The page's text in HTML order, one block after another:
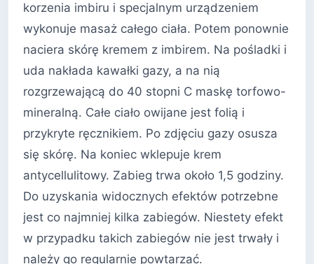
korzenia imbiru i specjalnym urządzeniem
wykonuje masaż całego ciała. Potem ponownie
naciera skórę kremem z imbirem. Na pośladki i
uda nakłada kawałki gazy, a na nią
rozgrzewającą do 40 stopni C maskę torfowo-
mineralną. Całe ciało owijane jest folią i
przykryte ręcznikiem. Po zdjęciu gazy osusza
się skórę. Na koniec wklepuje krem
antycellulitowy. Zabieg trwa około 1,5 godziny.
Do uzyskania widocznych efektów potrzebne
jest co najmniej kilka zabiegów. Niestety efekt
w przypadku takich zabiegów nie jest trwały i
należy go regularnie powtarzać.